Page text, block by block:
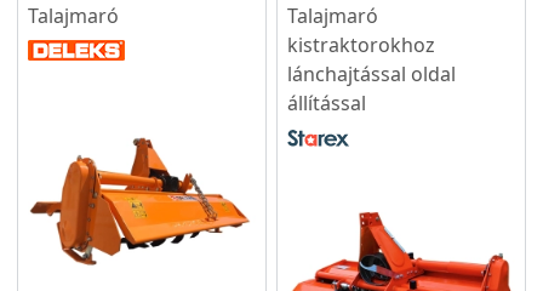
Talajmaró
Talajmaró
kistraktorokhoz
lánchajtással oldal
állítással